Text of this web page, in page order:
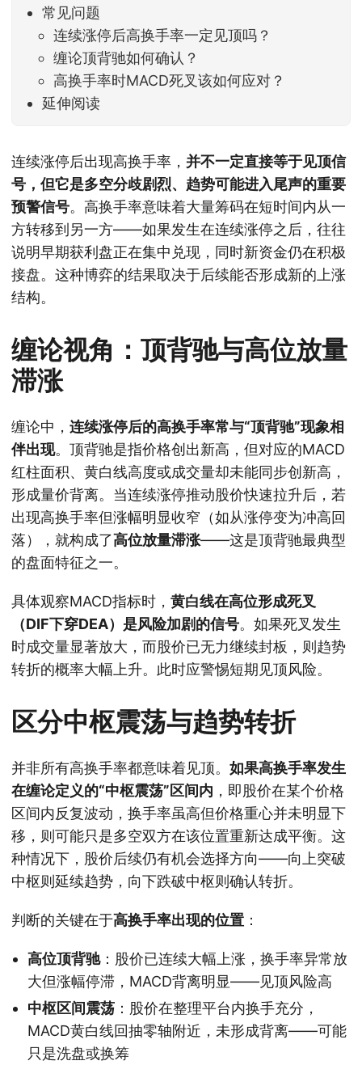
常见问题
连续涨停后高换手率一定见顶吗？
缠论顶背驰如何确认？
高换手率时MACD死叉该如何应对？
延伸阅读
连续涨停后出现高换手率， 并不一定直接等于见顶信
号，但它是多空分歧剧烈、趋势可能进入尾声的重要
预警信号。高换手率意味着大量筹码在短时间内从一
方转移到另一方——如果发生在连续涨停之后，往往
说明早期获利盘正在集中兑现，同时新资金仍在积极
接盘。这种博弈的结果取决于后续能否形成新的上涨
结构。
缠论视角：顶背驰与高位放量
滞涨
缠论中， 连续涨停后的高换手率常与“顶背驰”现象相
伴出现。顶背驰是指价格创出新高，但对应的MACD
红柱面积、黄白线高度或成交量却未能同步创新高，
形成量价背离。当连续涨停推动股价快速拉升后，若
出现高换手率但涨幅明显收窄（如从涨停变为冲高回
落），就构成了高位放量滞涨——这是顶背驰最典型
的盘面特征之一。
具体观察MACD指标时， 黄白线在高位形成死叉
（DIF下穿DEA）是风险加剧的信号。如果死叉发生
时成交量显著放大，而股价已无力继续封板，则趋势
转折的概率大幅上升。此时应警惕短期见顶风险。
区分中枢震荡与趋势转折
并非所有高换手率都意味着见顶。 如果高换手率发生
在缠论定义的“中枢震荡”区间内 ，即股价在某个价格
区间内反复波动，换手率虽高但价格重心并未明显下
移，则可能只是多空双方在该位置重新达成平衡。这
种情况下，股价后续仍有机会选择方向——向上突破
中枢则延续趋势，向下跌破中枢则确认转折。
判断的关键在于高换手率出现的位置 ：
高位顶背驰：股价已连续大幅上涨，换手率异常放
大但涨幅停滞，MACD背离明显——见顶风险高
中枢区间震荡 ：股价在整理平台内换手充分，
MACD黄白线回抽零轴附近，未形成背离——可能
只是洗盘或换筹